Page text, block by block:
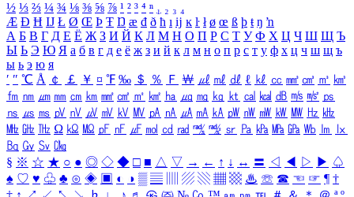
½ ⅓ ⅔ ¼ ¾ ⅛ ⅜ ⅝ ⅞ ¹ ² ³ ⁴ ⁿ ₁ ₂ ₃ ₄
Æ Ð Ħ Ĳ Ł Ø Œ Þ Ŧ Ŋ æ đ ð ħ ı ĳ ĸ ŀ ł ø œ ß þ ŧ ŋ ŉ
А Б В Г Д Е Ё Ж З И Й К Л М Н О П Р С Т У Ф Х Ц Ч Ш Щ Ъ
Ы Ь Э Ю Я а б в г д е ё ж з и й к л м н о п р с т у ф х ц ч ш щ ъ
ы ь э ю я
′ ″ ℃ Å ￠ ￡ ￥ ¤ ℉ ‰ ＄ ％ Ｆ ￦ ㎕ ㎖ ㎗ ℓ ㎘ ㏄ ㎣ ㎤ ㎥ ㎦
㎙ ㎚ ㎛ ㎜ ㎝ ㎞ ㎟ ㎠ ㎡ ㎢ ㏊ ㎍ ㎎ ㎏ ㏏ ㎈ ㎉ ㏈ ㎧ ㎨ ㎰
㎱ ㎲ ㎳ ㎴ ㎵ ㎶ ㎷ ㎸ ㎹ ㎀ ㎁ ㎂ ㎃ ㎄ ㎺ ㎻ ㎽ ㎾ ㎿ ㎐ ㎑
㎒ ㎓ ㎔ Ω ㏀ ㏁ ㎊ ㎋ ㎌ ㏖ ㏅ ㎭ ㎮ ㎯ ㏛ ㎩ ㎪ ㎫ ㎬ ㏝ ㏐
㏓
㏃ ㏉ ㏜ ㏆
§ ※ ☆ ★ ○ ● ◎ ◇ ◆ □ ■ △ ▽ → ← ↑ ↓ ↔ 〓 ◁ ◀ ▷ ▶ ♤
♠ ♡ ♥ ♧ ♣ ⊙ ◈ ▣ ◐ ◑ ▒ ▤ ▨ ▧ ▦ ▩ ♨ ☏ ☎ ☜ ☞ ¶ †